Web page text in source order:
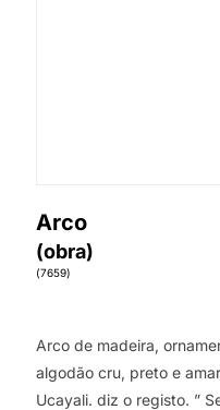
Arco
(obra)
(7659)
Arco de madeira,
algodão cru, preto e
Ucayali. diz o registo. ”